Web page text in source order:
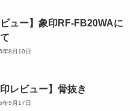
ビュー】象印RF-FB20WAに
年8月10日
印レビュー】骨抜き
年5月17日